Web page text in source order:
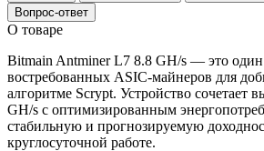
Вопрос-ответ
О товаре
Bitmain Antminer L7 8.8 GH/s — это
востребованных ASIC-майнеров для
алгоритме Scrypt. Устройство сочетает
GH/s с оптимизированным
стабильную и прогнозируемую
круглосуточной работе.